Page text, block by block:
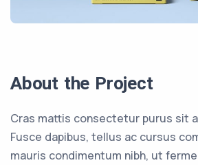
About the Project
Cras mattis consectetur purus sit
Fusce dapibus, tellus ac cursus
mauris condimentum nibh, ut